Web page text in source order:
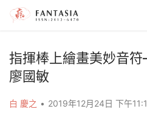
指揮棒上繪畫美妙音
廖國敏
白 慶之 • 2019年12月24日 下午